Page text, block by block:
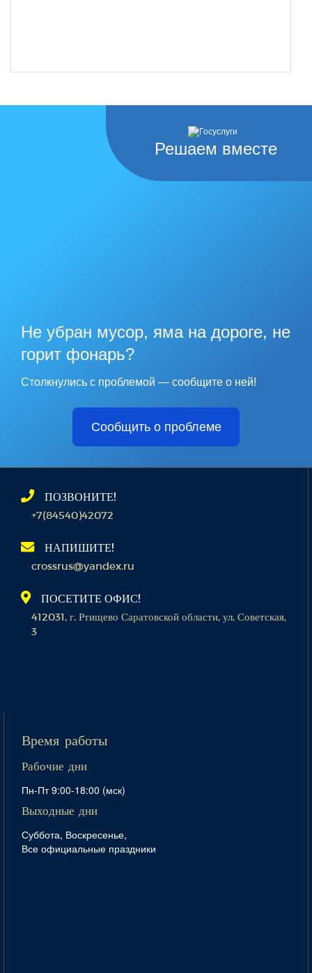
Решаем вместе
Не убран мусор, яма на дороге, не
горит фонарь?
Столкнулись с проблемой — сообщите о ней!
Сообщить о проблеме
ПОЗВОНИТЕ!
+7(84540)42072
НАПИШИТЕ!
crossrus@yandex.ru
ПОСЕТИТЕ ОФИС!
412031, г. Ртищево Саратовской области, ул. Советская,
3
Время работы
Рабочие дни
Пн-Пт 9:00-18:00 (мск)
Выходные дни
Суббота, Воскресенье,
Все официальные праздники